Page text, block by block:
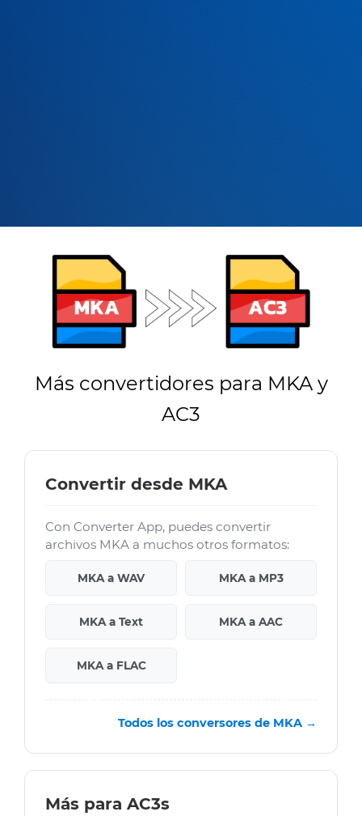
Más convertidores para MKA y
AC3
Convertir desde MKA
Con Converter App, puedes convertir
archivos MKA a muchos otros formatos:
MKA a WAV MKA a MP3
MKA a Text MKA a AAC
MKA a FLAC
Todos los conversores de MKA →
Más para AC3s